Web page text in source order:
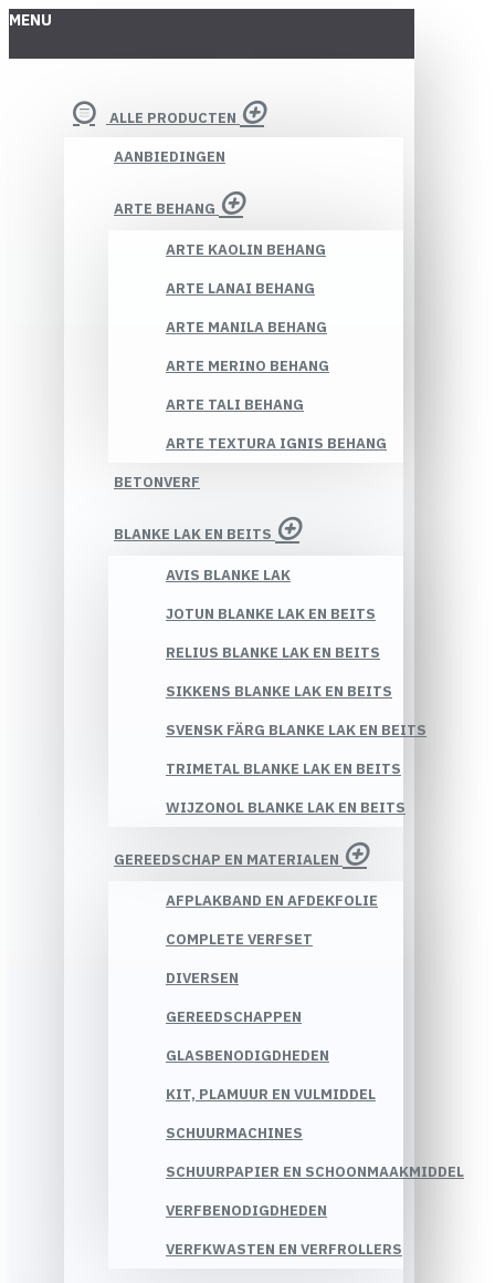
MENU
ALLE PRODUCTEN
AANBIEDINGEN
ARTE BEHANG
ARTE KAOLIN BEHANG
ARTE LANAI BEHANG
ARTE MANILA BEHANG
ARTE MERINO BEHANG
ARTE TALI BEHANG
ARTE TEXTURA IGNIS BEHANG
BETONVERF
BLANKE LAK EN BEITS
AVIS BLANKE LAK
JOTUN BLANKE LAK EN BEITS
RELIUS BLANKE LAK EN BEITS
SIKKENS BLANKE LAK EN BEITS
SVENSK FÄRG BLANKE LAK EN BEITS
TRIMETAL BLANKE LAK EN BEITS
WIJZONOL BLANKE LAK EN BEITS
GEREEDSCHAP EN MATERIALEN
AFPLAKBAND EN AFDEKFOLIE
COMPLETE VERFSET
DIVERSEN
GEREEDSCHAPPEN
GLASBENODIGDHEDEN
KIT, PLAMUUR EN VULMIDDEL
SCHUURMACHINES
SCHUURPAPIER EN SCHOONMAAKMIDDEL
VERFBENODIGDHEDEN
VERFKWASTEN EN VERFROLLERS